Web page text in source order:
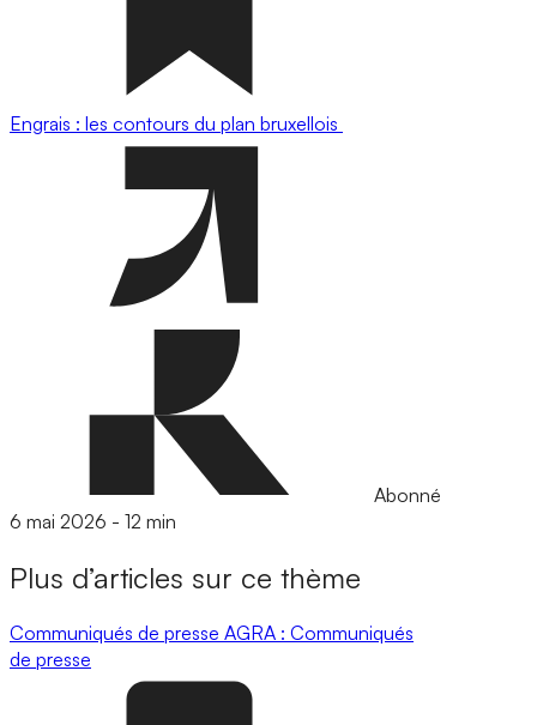
Engrais : les contours du plan bruxellois
Abonné
6 mai 2026 - 12 min
Plus d’articles sur ce thème
Communiqués de presse AGRA : Communiqués
de presse